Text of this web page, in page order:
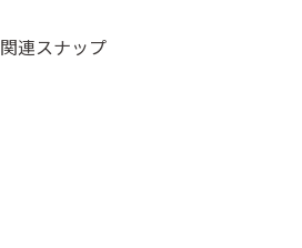
関連スナップ